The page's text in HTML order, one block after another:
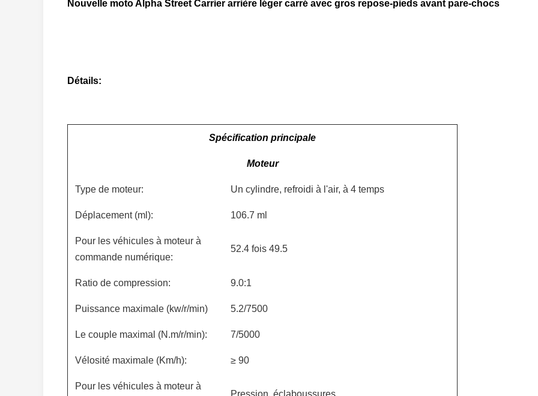
Nouvelle moto Alpha Street Carrier arrière léger carré avec gros repose-pieds avant pare-chocs
Détails:
Spécification principale
Moteur
Type de moteur: Un cylindre, refroidi à l'air, à 4 temps
Déplacement (ml): 106.7 ml
Pour les véhicules à moteur à
commande numérique:
52.4 fois 49.5
Ratio de compression: 9.0:1
Puissance maximale (kw/r/min) 5.2/7500
Le couple maximal (N.m/r/min): 7/5000
Vélosité maximale (Km/h): ≥ 90
Pour les véhicules à moteur à